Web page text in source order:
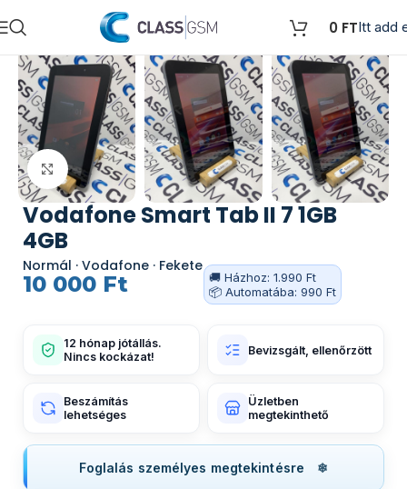
0 FTItt add
Kattints a nagyításhoz
Vodafone Smart Tab II 7 1GB
4GB
Normál · Vodafone · Fekete
10 000 Ft
🚚 Házhoz: 1.990 Ft
📦 Automatába: 990 Ft
12 hónap jótállás.
Nincs kockázat!
Bevizsgált, ellenőrzött
Beszámítás
lehetséges
Üzletben
megtekinthető
Foglalás személyes megtekintésre